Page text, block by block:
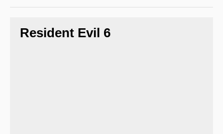
Resident Evil 6